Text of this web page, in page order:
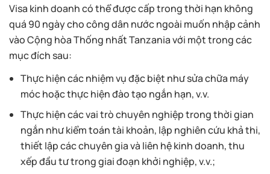
Visa kinh doanh có thể được cấp trong thời hạn không
quá 90 ngày cho công dân nước ngoài muốn nhập cảnh
vào Cộng hòa Thống nhất Tanzania với một trong các
mục đích sau:
Thực hiện các nhiệm vụ đặc biệt như sửa chữa máy
móc hoặc thực hiện đào tạo ngắn hạn, v.v.
Thực hiện các vai trò chuyên nghiệp trong thời gian
ngắn như kiểm toán tài khoản, lập nghiên cứu khả thi,
thiết lập các chuyên gia và liên hệ kinh doanh, thu
xếp đầu tư trong giai đoạn khởi nghiệp, v.v.;